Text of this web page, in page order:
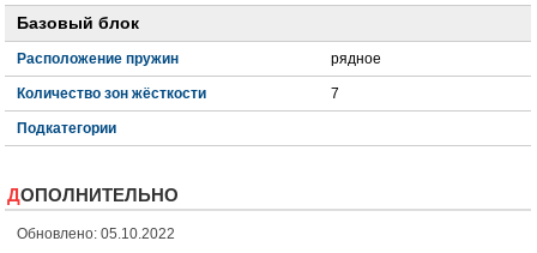
Базовый блок
Расположение пружин рядное
Количество зон жёсткости 7
Подкатегории
ДОПОЛНИТЕЛЬНО
Обновлено: 05.10.2022